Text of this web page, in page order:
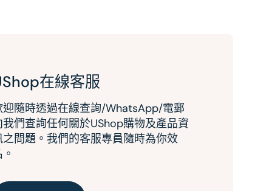
在線客服
迎隨時透過在線查詢/WhatsApp/電郵
我們查詢任何關於UShop購物及產品資
之問題。我們的客服專員隨時為你效